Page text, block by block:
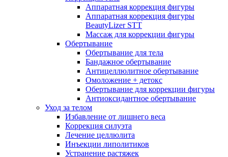
Аппаратная коррекция фигуры
Аппаратная коррекция фигуры
BeautyLizer STT
Массаж для коррекции фигуры
Обертывание
Обертывание для тела
Бандажное обертывание
Антицеллюлитное обертывание
Омоложение + детокс
Обертывание для коррекции фигуры
Антиоксидантное обертывание
Уход за телом
Избавление от лишнего веса
Коррекция силуэта
Лечение целлюлита
Инъекции липолитиков
Устранение растяжек